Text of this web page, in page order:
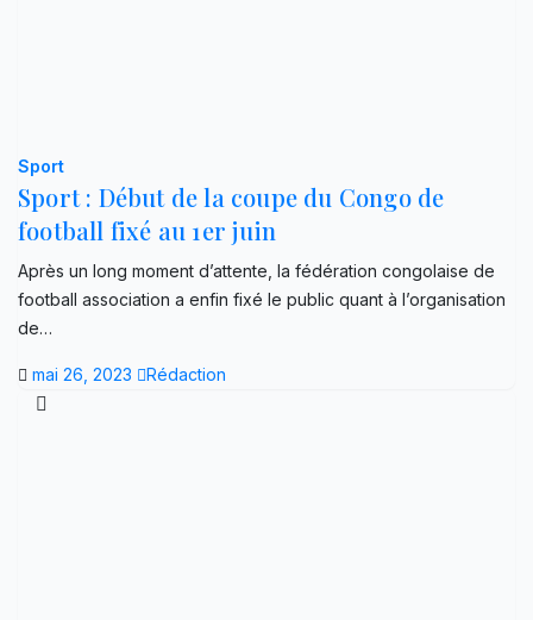
Sport
Sport : Début de la coupe du Congo de
football fixé au 1er juin
Après un long moment d’attente, la fédération congolaise de
football association a enfin fixé le public quant à l’organisation
de…
mai 26, 2023 Rédaction